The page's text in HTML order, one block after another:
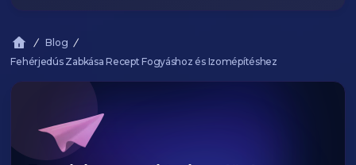
Blog
Fehérjedús Zabkása Recept Fogyáshoz és Izomépítéshez